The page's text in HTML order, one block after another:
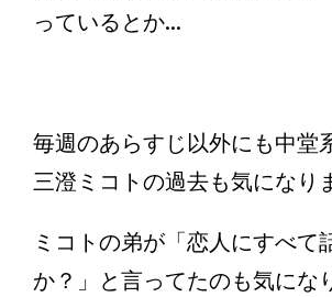
っているとか...
毎週のあらすじ以外にも中堂
三澄ミコトの過去も気になり
ミコトの弟が「恋人にすべて
か？」と言ってたのも気にな